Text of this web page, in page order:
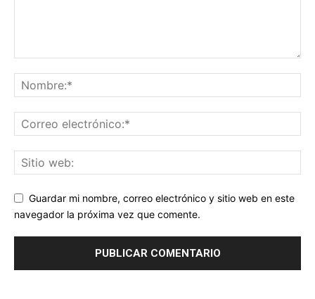
Guardar mi nombre, correo electrónico y sitio web en este
navegador la próxima vez que comente.